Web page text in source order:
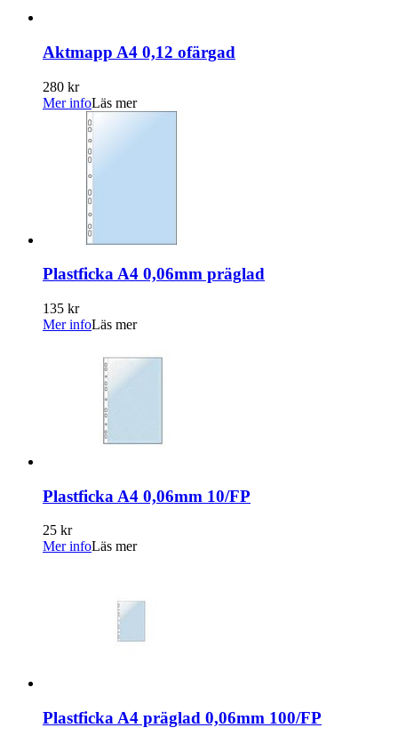
Aktmapp A4 0,12 ofärgad
280 kr
Mer infoLäs mer
Plastficka A4 0,06mm präglad
135 kr
Mer infoLäs mer
Plastficka A4 0,06mm 10/FP
25 kr
Mer infoLäs mer
Plastficka A4 präglad 0,06mm 100/FP